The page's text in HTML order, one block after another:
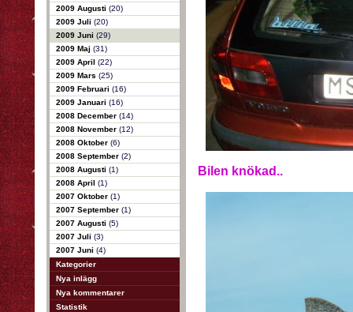
2009 Augusti (20)
2009 Juli (20)
2009 Juni (29)
2009 Maj (31)
2009 April (22)
2009 Mars (25)
2009 Februari (16)
2009 Januari (16)
2008 December (14)
2008 November (12)
2008 Oktober (6)
2008 September (2)
2008 Augusti (1)
2008 April (1)
2007 Oktober (1)
2007 September (1)
2007 Augusti (5)
2007 Juli (3)
2007 Juni (4)
Kategorier
Nya inlägg
Nya kommentarer
Statistik
Bilen knökad..